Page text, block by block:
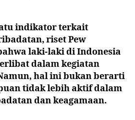
indikator terkait
riset Pew
laki-laki di Indonesia
dalam kegiatan
hal ini bukan berarti
tidak lebih aktif dalam
dan keagamaan.